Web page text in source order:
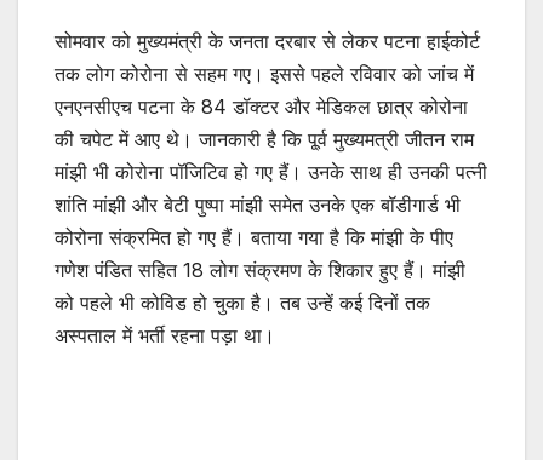
सोमवार को मुख्यमंत्री के जनता दरबार से लेकर पटना हाईकोर्ट
तक लोग कोरोना से सहम गए। इससे पहले रविवार को जांच में
एनएनसीएच पटना के 84 डॉक्टर और मेडिकल छात्र कोरोना
की चपेट में आए थे। जानकारी है कि पू्र्व मुख्यमत्री जीतन राम
मांझी भी कोरोना पॉजिटिव हो गए हैं। उनके साथ ही उनकी पत्नी
शांति मांझी और बेटी पुष्पा मांझी समेत उनके एक बॉडीगार्ड भी
कोरोना संक्रमित हो गए हैं। बताया गया है कि मांझी के पीए
गणेश पंडित सहित 18 लोग संक्रमण के शिकार हुए हैं। मांझी
को पहले भी कोविड हो चुका है। तब उन्हें कई दिनों तक
अस्पताल में भर्ती रहना पड़ा था।